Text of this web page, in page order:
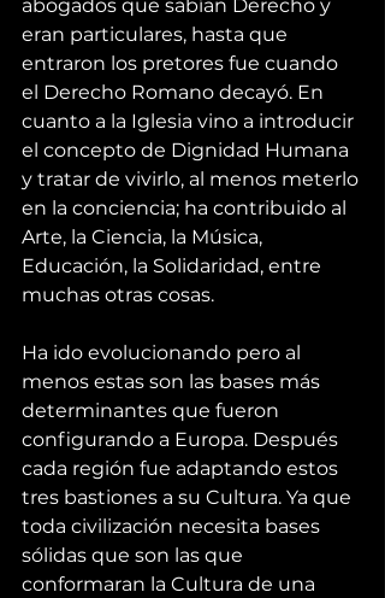
abogados que sabían Derecho y
eran particulares, hasta que
entraron los pretores fue cuando
el Derecho Romano decayó. En
cuanto a la Iglesia vino a introducir
el concepto de Dignidad Humana
y tratar de vivirlo, al menos meterlo
en la conciencia; ha contribuido al
Arte, la Ciencia, la Música,
Educación, la Solidaridad, entre
muchas otras cosas.
Ha ido evolucionando pero al
menos estas son las bases más
determinantes que fueron
configurando a Europa. Después
cada región fue adaptando estos
tres bastiones a su Cultura. Ya que
toda civilización necesita bases
sólidas que son las que
conformaran la Cultura de una